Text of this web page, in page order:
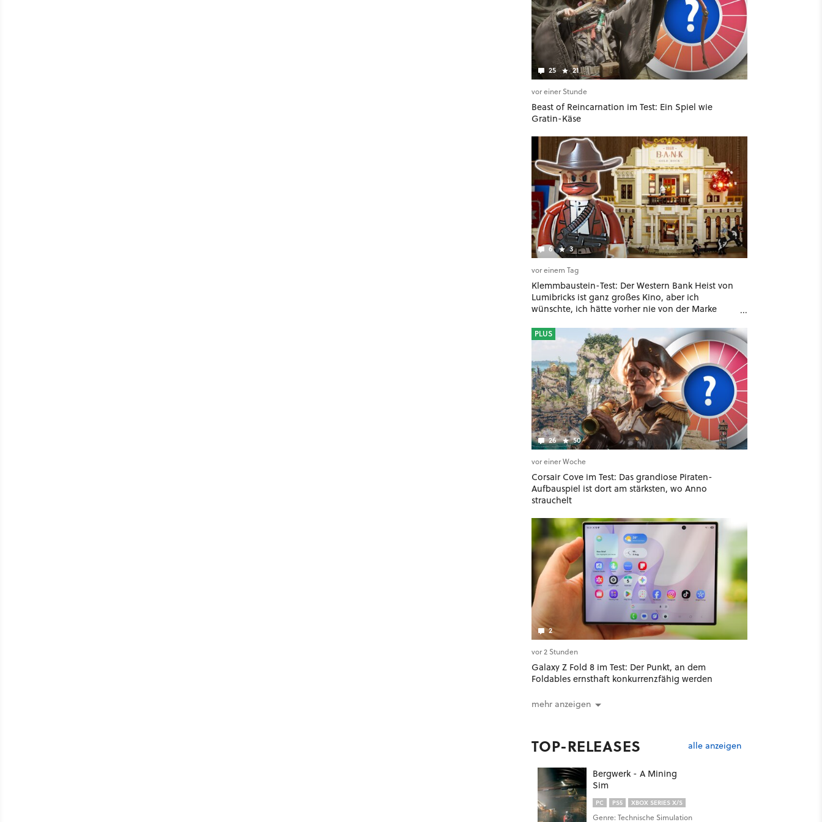
25 21
vor einer Stunde
Beast of Reincarnation im Test: Ein Spiel wie
Gratin-Käse
6 3
vor einem Tag
Klemmbaustein-Test: Der Western Bank Heist von
Lumibricks ist ganz großes Kino, aber ich
wünschte, ich hätte vorher nie von der Marke
26 50
PLUS
vor einer Woche
Corsair Cove im Test: Das grandiose Piraten-
Aufbauspiel ist dort am stärksten, wo Anno
strauchelt
2
vor 2 Stunden
Galaxy Z Fold 8 im Test: Der Punkt, an dem
Foldables ernsthaft konkurrenzfähig werden
mehr anzeigen
TOP-RELEASES alle anzeigen
Bergwerk - A Mining
Sim
PC PS5 XBOX SERIES X/S
Genre: Technische Simulation